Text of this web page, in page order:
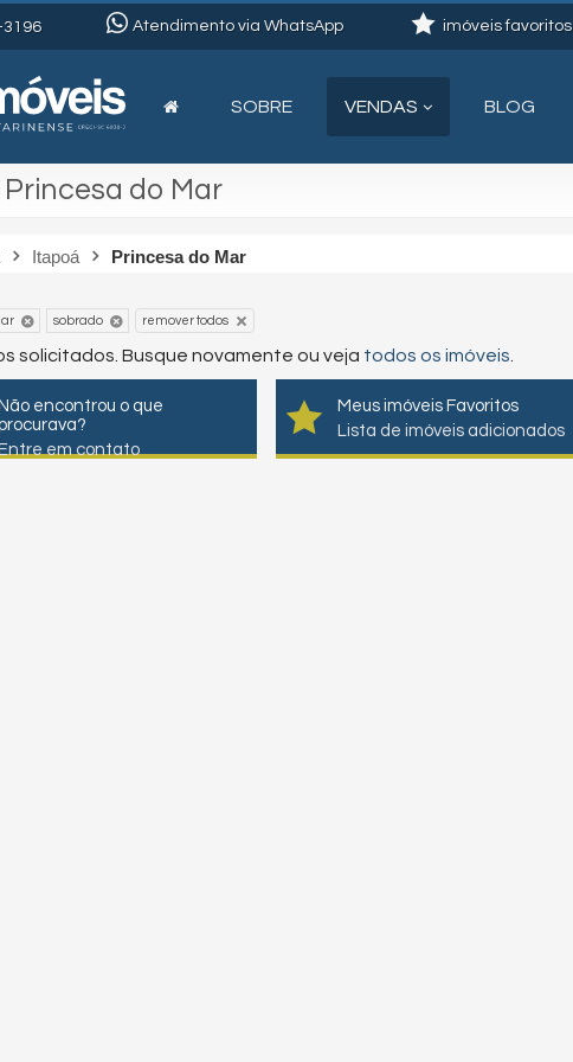
Atendimento via WhatsApp imóveis favoritos
SOBRE VENDAS BLOG
do Mar
Itapoá Princesa do Mar
sobrado remover todos
solicitados. Busque novamente ou veja todos os imóveis
encontrou o que
em contato
Meus imóveis Favoritos
Lista de imóveis adicionados